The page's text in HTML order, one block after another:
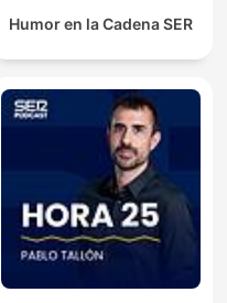
Humor en la Cadena SER